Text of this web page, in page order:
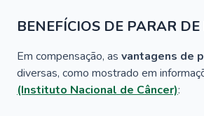
BENEFÍCIOS DE PARAR
Em compensação, as vantagens de
diversas, como mostrado em
(Instituto Nacional de Câncer):